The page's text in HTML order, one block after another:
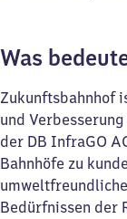
Was
Zukunftsbahnhof
und
der DB InfraGO
Bahnhöfe zu
Bedürfnissen der